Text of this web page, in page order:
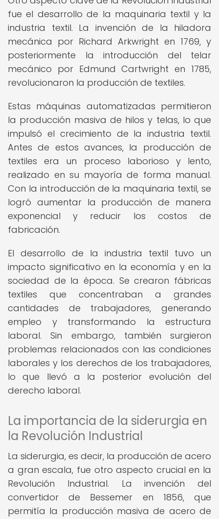
fue el desarrollo de la maquinaria textil y la
industria textil. La invención de la hiladora
mecánica por Richard Arkwright en 1769, y
posteriormente la introducción del telar
mecánico por Edmund Cartwright en 1785,
revolucionaron la producción de textiles.
Estas máquinas automatizadas permitieron
la producción masiva de hilos y telas, lo que
impulsó el crecimiento de la industria textil.
Antes de estos avances, la producción de
textiles era un proceso laborioso y lento,
realizado en su mayoría de forma manual.
Con la introducción de la maquinaria textil, se
logró aumentar la producción de manera
exponencial y reducir los costos de
fabricación.
El desarrollo de la industria textil tuvo un
impacto significativo en la economía y en la
sociedad de la época. Se crearon fábricas
textiles que concentraban a grandes
cantidades de trabajadores, generando
empleo y transformando la estructura
laboral. Sin embargo, también surgieron
problemas relacionados con las condiciones
laborales y los derechos de los trabajadores,
lo que llevó a la posterior evolución del
derecho laboral.
La importancia de la siderurgia en
la Revolución Industrial
La siderurgia, es decir, la producción de acero
a gran escala, fue otro aspecto crucial en la
Revolución Industrial. La invención del
convertidor de Bessemer en 1856, que
permitía la producción masiva de acero de